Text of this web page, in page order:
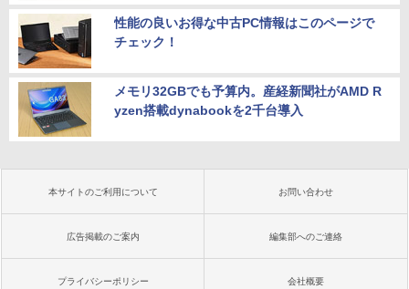
性能の良いお得な中古PC情報はこのページで
チェック！
メモリ32GBでも予算内。産経新聞社がAMD R
yzen搭載dynabookを2千台導入
本サイトのご利用について お問い合わせ
広告掲載のご案内 編集部へのご連絡
プライバシーポリシー 会社概要